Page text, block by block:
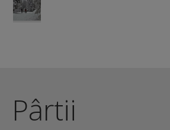
Pârtii